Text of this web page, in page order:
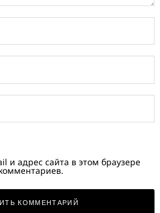
и адрес сайта в этом браузере